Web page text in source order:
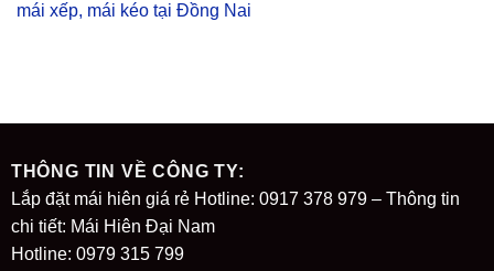
mái xếp, mái kéo tại Đồng Nai
THÔNG TIN VỀ CÔNG TY:
Lắp đặt mái hiên giá rẻ Hotline: 0917 378 979 – Thông tin
chi tiết: Mái Hiên Đại Nam
Hotline: 0979 315 799